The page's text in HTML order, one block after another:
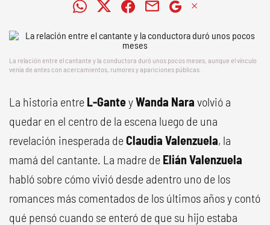
La relación entre el cantante y la conductora duró unos pocos meses, aunque el vínculo
venía de antes con acercamientos, rumores y apariciones públicas.
La historia entre L-GanteyWanda Nara volvió a
quedar en el centro de la escena luego de una
revelación inesperada deClaudia Valenzuela, la
mamá del cantante. La madre de Elián Valenzuela
habló sobre cómo vivió desde adentro uno de los
romances más comentados de los últimos años y contó
qué pensó cuando se enteró de que su hijo estaba